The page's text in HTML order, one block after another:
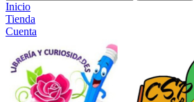
Inicio
Tienda
Cuenta